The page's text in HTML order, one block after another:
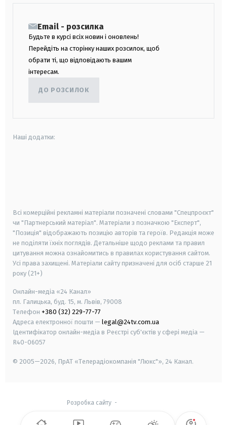
Email - розсилка
Будьте в курсі всіх новин і оновлень!
Перейдіть на сторінку наших розсилок, щоб
обрати ті, що відповідають вашим
інтересам.
ДО РОЗСИЛОК
Наші додатки:
Всі комерційні рекламні матеріали позначені словами "Спецпроєкт"
чи "Партнерський матеріал". Матеріали з позначкою "Експерт",
"Позиція" відображають позицію авторів та героїв. Редакція може
не поділяти їхніх поглядів. Детальніше щодо реклами та правил
цитування можна ознайомитись в правилах користування сайтом.
Усі права захищені. Матеріали сайту призначені для осіб старше 21
року (21+)
Онлайн-медіа «24 Канал»
пл. Галицька, буд. 15, м. Львів, 79008
Телефон +380 (32) 229-77-77
Адреса електронної пошти — legal@24tv.com.ua
Ідентифікатор онлайн-медіа в Реєстрі суб'єктів у сфері медіа —
R40-06057
© 2005—2026, ПрАТ «Телерадіокомпанія "Люкс"», 24 Канал.
Розробка сайту-